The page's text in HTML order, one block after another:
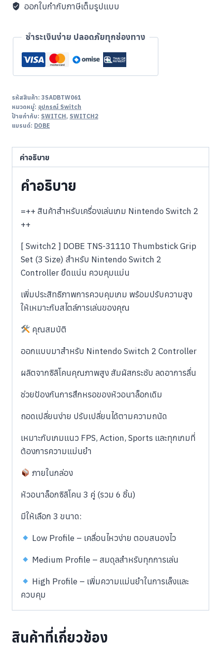
ออกใบกำกับภาษีเต็มรูปแบบ
ชำระเงินง่าย ปลอดภัยทุกช่องทาง
รหัสสินค้า: 3SADBTW061
หมวดหมู่: อุปกรณ์ Switch
ป้ายกำกับ: SWITCH, SWITCH2
แบรนด์: DOBE
คำอธิบาย
คำอธิบาย
=++ สินค้าสำหรับเครื่องเล่นเกม Nintendo Switch 2
++
[ Switch2 ] DOBE TNS-31110 Thumbstick Grip
Set (3 Size) สำหรับ Nintendo Switch 2
Controller ยึดแน่น ควบคุมแม่น
เพิ่มประสิทธิภาพการควบคุมเกม พร้อมปรับความสูง
ให้เหมาะกับสไตล์การเล่นของคุณ
คุณสมบัติ
ออกแบบมาสำหรับ Nintendo Switch 2 Controller
ผลิตจากซิลิโคนคุณภาพสูง สัมผัสกระชับ ลดอาการลื่น
ช่วยป้องกันการสึกหรอของหัวอนาล็อกเดิม
ถอดเปลี่ยนง่าย ปรับเปลี่ยนได้ตามความถนัด
เหมาะกับเกมแนว FPS, Action, Sports และทุกเกมที่
ต้องการความแม่นยำ
ภายในกล่อง
หัวอนาล็อกซิลิโคน 3 คู่ (รวม 6 ชิ้น)
มีให้เลือก 3 ขนาด:
Low Profile – เคลื่อนไหวง่าย ตอบสนองไว
Medium Profile – สมดุลสำหรับทุกการเล่น
High Profile – เพิ่มความแม่นยำในการเล็งและ
ควบคุม
สินค้าที่เกี่ยวข้อง